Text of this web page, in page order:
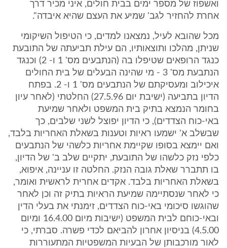
ואשפוז של מספר ימים בבית חולים, איני מכיר דרך
אחרת להחזיר לגב' שמיע את העצם שהיא איבדה".
מכל שהובא לעיל, נמצאנו למדים, כי הטיפול השיקומי
שניתן, מהלכו ותוצאותיו, הם עילת תביעתה של התובעת
כנגד הרופאים שטיפלו בה (הנתבעים מס' 1 ו- 2) וכנגד
הנתבעת מס' 3 - מי שהינה הבעלים של בית החולים
איכילוב ומעסיקתם של הנתבעים מס' 1 ו- 2. בפתח
הדיון בתביעה (ישיבת יום 27.5.96) החלטתי (לאחר עיון
בחומר הנמצא בתיק בית המשפט ולאחר שמיעת
באי-כוח הצדדים), כי הדיון יפוצל לשני שלבים, כך
שבשלב א' ישמעו ראיות וטענות בשאלת האחריות בלבד,
ואם יימצא בסופו שקיימת אחריות כלשהי של הנתבעים
כלפי נזק כלשהו של התובעת, יתקיים שלב ב' של הדיון,
בו תתברר שאלת גובה הנזק. החלטה זו עניינה, איפוא,
בשאלת האחריות בלבד. אקדים אחרית לראשית ואומר,
כי לאחר שנסתיימה שמיעת הראיות בתיק זה וכן לאחר
שהוגשו סיכומי באי-כוח הצדדים, זימנתי את בעלי הדין
ובאי-כוחם לבית המשפט (ישיבות מיום 16.4.00 ומיום
4.5.00) בניסיון אחרון להביאם לכדי פשרה. סברתי, כי
לאור מורכבותן של הבעיות המשפטיות המתעוררות